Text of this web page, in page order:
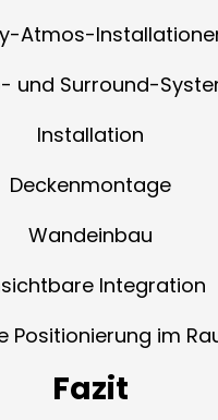
Atmos-
und Surround-
Installation
Deckenmontage
Wandeinbau
Integration
Positionierung im
Fazit